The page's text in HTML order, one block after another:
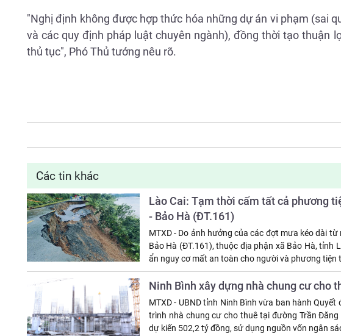
"Nghị định không được hợp thức hóa những dự án vi phạm (sai
và các quy định pháp luật chuyên ngành), đồng thời tạo thuận
thủ tục", Phó Thủ tướng nêu rõ.
Các tin khác
Lào Cai: Tạm thời cấm tất cả phương
- Bảo Hà (ĐT.161)
MTXD - Do ảnh hưởng của các đợt mưa kéo dài
Bảo Hà (ĐT.161), thuộc địa phận xã Bảo Hà,
ẩn nguy cơ mất an toàn cho người và phương tiện
Ninh Bình xây dựng nhà chung cư cho
MTXD - UBND tỉnh Ninh Bình vừa ban hành
trình nhà chung cư cho thuê tại đường Trần
dự kiến 502,2 tỷ đồng, sử dụng nguồn vốn ngân